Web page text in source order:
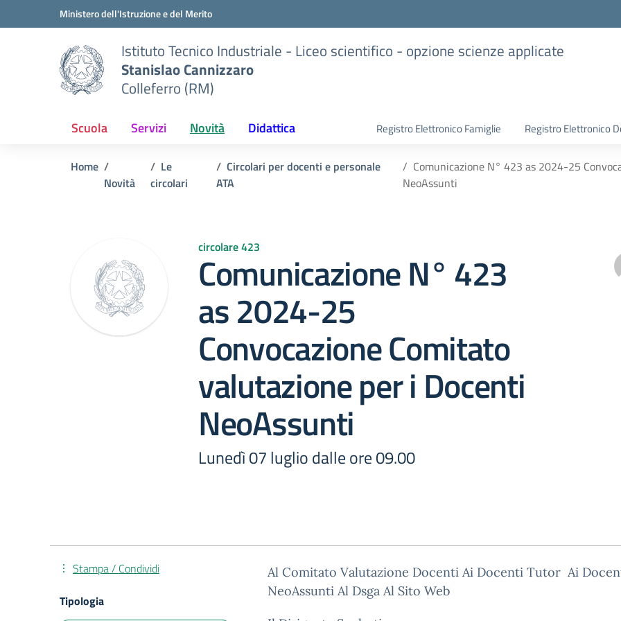
Vai ai contenuti
Vai al menu di navigazioneMinistero dell'Istruzione e del Merito
Istituto Tecnico Industriale - Liceo scientifico - opzione scienze applicate
Stanislao Cannizzaro
Colleferro (RM)
Scuola Servizi Novità Didattica Registro Elettronico Famiglie Registro Elettronico
Home
Novità
Le
circolari
Circolari per docenti e personale
ATA
Comunicazione N° 423 as 2024-25
NeoAssunti
circolare 423
Comunicazione N° 423
as 2024-25
Convocazione Comitato
valutazione per i Docenti
NeoAssunti
Lunedì 07 luglio dalle ore 09.00
Al Comitato Valutazione Docenti Ai Docenti Tutor Ai
NeoAssunti Al Dsga Al Sito Web
Stampa / Condividi
Tipologia